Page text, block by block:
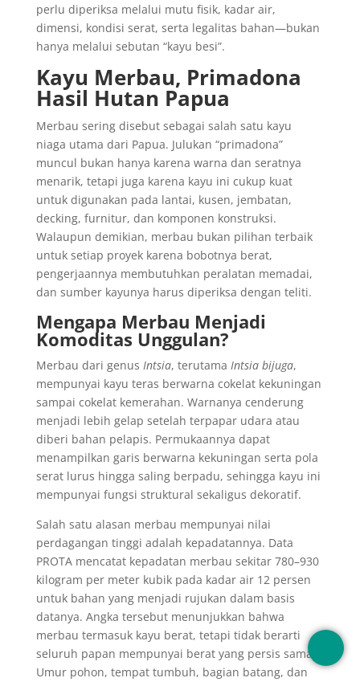
perlu diperiksa melalui mutu fisik, kadar air,
dimensi, kondisi serat, serta legalitas bahan—bukan
hanya melalui sebutan “kayu besi”.
Kayu Merbau, Primadona
Hasil Hutan Papua
Merbau sering disebut sebagai salah satu kayu
niaga utama dari Papua. Julukan “primadona”
muncul bukan hanya karena warna dan seratnya
menarik, tetapi juga karena kayu ini cukup kuat
untuk digunakan pada lantai, kusen, jembatan,
decking, furnitur, dan komponen konstruksi.
Walaupun demikian, merbau bukan pilihan terbaik
untuk setiap proyek karena bobotnya berat,
pengerjaannya membutuhkan peralatan memadai,
dan sumber kayunya harus diperiksa dengan teliti.
Mengapa Merbau Menjadi
Komoditas Unggulan?
Merbau dari genus Intsia, terutama Intsia bijuga,
mempunyai kayu teras berwarna cokelat kekuningan
sampai cokelat kemerahan. Warnanya cenderung
menjadi lebih gelap setelah terpapar udara atau
diberi bahan pelapis. Permukaannya dapat
menampilkan garis berwarna kekuningan serta pola
serat lurus hingga saling berpadu, sehingga kayu ini
mempunyai fungsi struktural sekaligus dekoratif.
Salah satu alasan merbau mempunyai nilai
perdagangan tinggi adalah kepadatannya. Data
PROTA mencatat kepadatan merbau sekitar 780–930
kilogram per meter kubik pada kadar air 12 persen
untuk bahan yang menjadi rujukan dalam basis
datanya. Angka tersebut menunjukkan bahwa
merbau termasuk kayu berat, tetapi tidak berarti
seluruh papan mempunyai berat yang persis sama.
Umur pohon, tempat tumbuh, bagian batang, dan